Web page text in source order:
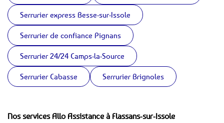
Serrurier express Besse-sur-Issole
Serrurier de confiance Pignans
Serrurier 24/24 Camps-la-Source
Serrurier Cabasse Serrurier Brignoles
Nos services Allo Assistance à Flassans-sur-Issole